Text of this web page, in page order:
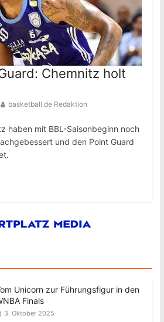
Chemnitz holt
basketball.de Redaktion
haben mit BBL-Saisonbeginn noch
und den Point Guard
Unicorn zur Führungsfigur in den
Finals
3. Oktober 2025